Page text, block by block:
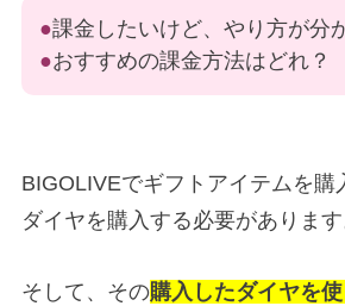
●課金したいけど、やり方が分
●おすすめの課金方法はどれ？
BIGOLIVEでギフトアイテムを購
ダイヤを購入する必要があります
そして、その購入したダイヤを